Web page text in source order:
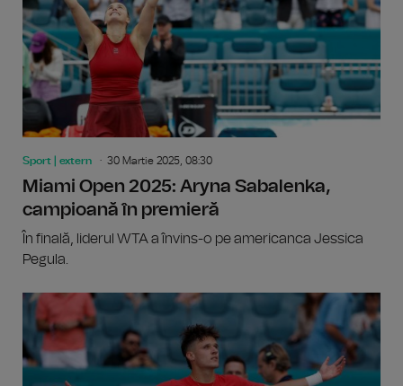
Sport | extern 30 Martie 2025, 08:30
Miami Open 2025: Aryna Sabalenka,
campioană în premieră
În finală, liderul WTA a învins-o pe americanca Jessica
Pegula.